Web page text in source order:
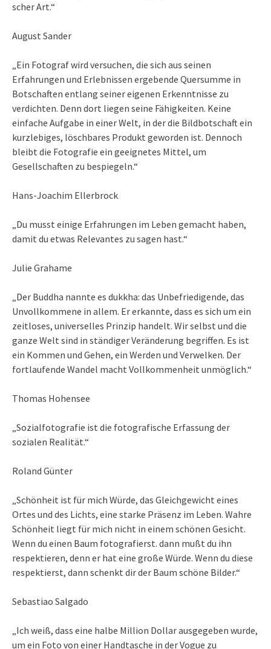
scher Art.“
August Sander
„Ein Fotograf wird versuchen, die sich aus seinen
Erfahrungen und Erlebnissen ergebende Quersumme in
Botschaften entlang seiner eigenen Erkenntnisse zu
verdichten. Denn dort liegen seine Fähigkeiten. Keine
einfache Aufgabe in einer Welt, in der die Bildbotschaft ein
kurzlebiges, löschbares Produkt geworden ist. Dennoch
bleibt die Fotografie ein geeignetes Mittel, um
Gesellschaften zu bespiegeln.“
Hans-Joachim Ellerbrock
„Du musst einige Erfahrungen im Leben gemacht haben,
damit du etwas Relevantes zu sagen hast.“
Julie Grahame
„Der Buddha nannte es dukkha: das Unbefriedigende, das
Unvollkommene in allem. Er erkannte, dass es sich um ein
zeitloses, universelles Prinzip handelt. Wir selbst und die
ganze Welt sind in ständiger Veränderung begriffen. Es ist
ein Kommen und Gehen, ein Werden und Verwelken. Der
fortlaufende Wandel macht Vollkommenheit unmöglich.“
Thomas Hohensee
„Sozialfotografie ist die fotografische Erfassung der
sozialen Realität.“
Roland Günter
„Schönheit ist für mich Würde, das Gleichgewicht eines
Ortes und des Lichts, eine starke Präsenz im Leben. Wahre
Schönheit liegt für mich nicht in einem schönen Gesicht.
Wenn du einen Baum fotografierst. dann mußt du ihn
respektieren, denn er hat eine große Würde. Wenn du diese
respektierst, dann schenkt dir der Baum schöne Bilder.“
Sebastiao Salgado
„Ich weiß, dass eine halbe Million Dollar ausgegeben wurde,
um ein Foto von einer Handtasche in der Vogue zu